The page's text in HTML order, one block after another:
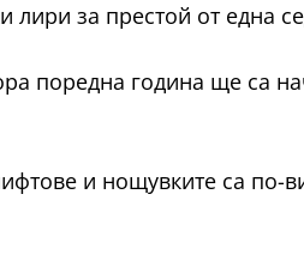
лири за престой от една
поредна година ще са
и нощувките са по-